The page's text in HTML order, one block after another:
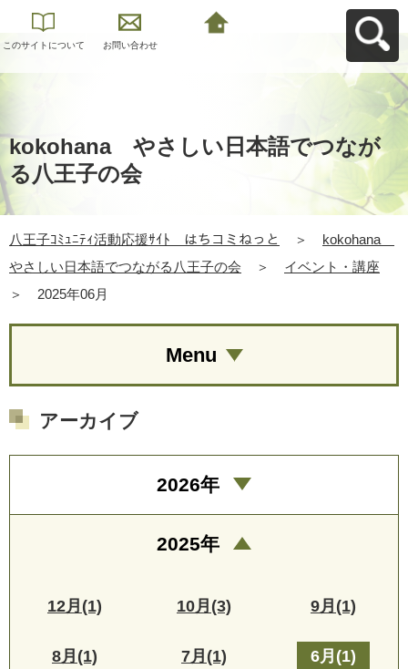
このサイトについて お問い合わせ
kokohana やさしい日本語でつなが
る八王子の会
八王子ｺﾐｭﾆﾃｨ活動応援ｻｲﾄ はちコミねっと ＞
kokohana
やさしい日本語でつながる八王子の会
＞
イベント・講座
＞
2025年06月
Menu
アーカイブ
2026年
2025年
12月(1) 10月(3) 9月(1)
8月(1) 7月(1) 6月(1)